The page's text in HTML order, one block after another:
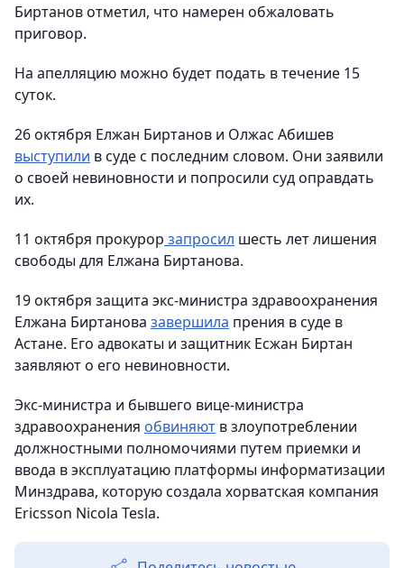
Биртанов отметил, что намерен обжаловать
приговор.
На апелляцию можно будет подать в течение 15
суток.
26 октября Елжан Биртанов и Олжас Абишев
выступили в суде с последним словом. Они заявили
о своей невиновности и попросили суд оправдать
их.
11 октября прокурор запросил шесть лет лишения
свободы для Елжана Биртанова.
19 октября защита экс-министра здравоохранения
Елжана Биртанова завершила прения в суде в
Астане. Его адвокаты и защитник Есжан Биртан
заявляют о его невиновности.
Экс-министра и бывшего вице-министра
здравоохранения обвиняют в злоупотреблении
должностными полномочиями путем приемки и
ввода в эксплуатацию платформы информатизации
Минздрава, которую создала хорватская компания
Ericsson Nicola Tesla.